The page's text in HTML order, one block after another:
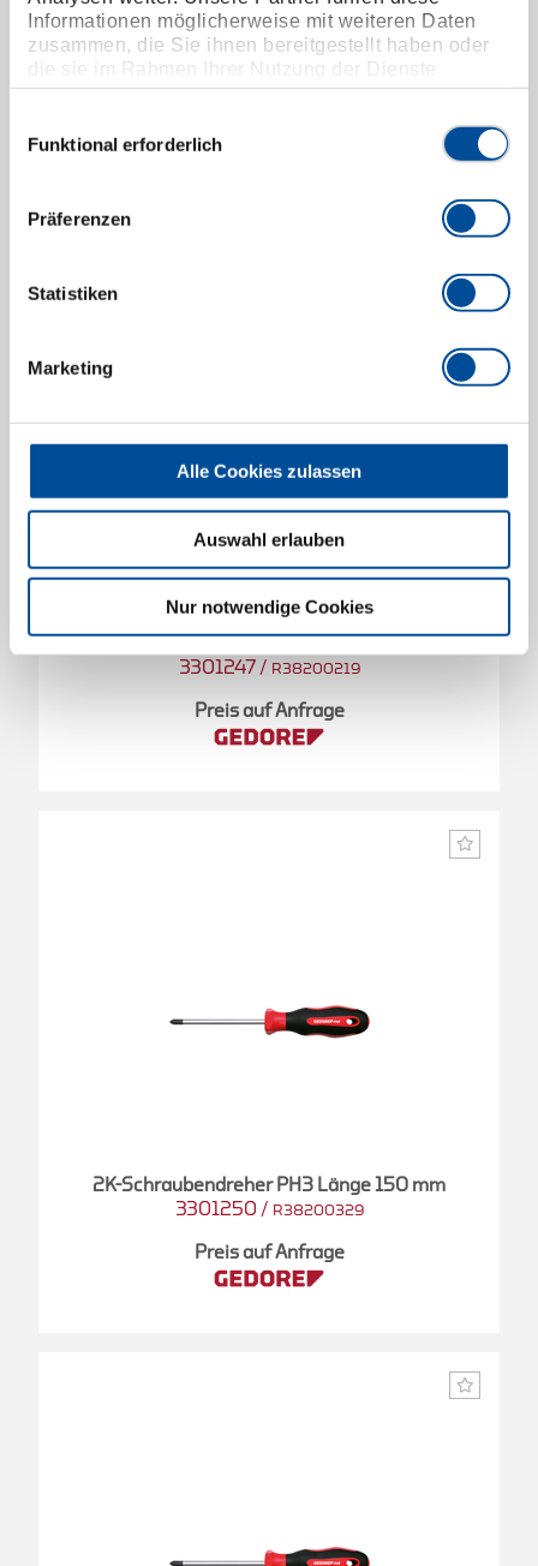
Informationen möglicherweise mit weiteren Daten
zusammen, die Sie ihnen bereitgestellt haben oder
die sie im Rahmen Ihrer Nutzung der Dienste
gesammelt haben. Unsere vollständige
Funktional erforderlich
Präferenzen
Statistiken
Marketing
Alle Cookies zulassen
Auswahl erlauben
Nur notwendige Cookies
3301247 / R38200219
Preis auf Anfrage
2K-Schraubendreher PH3 Länge 150 mm
3301250 / R38200329
Preis auf Anfrage